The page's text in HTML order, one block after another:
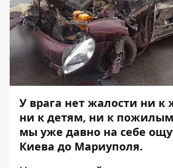
У врага нет жалости ни
ни к детям, ни к
мы уже давно на себе
Киева до Мариуполя.